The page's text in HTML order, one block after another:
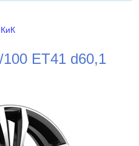
КиК
ET41 d60,1